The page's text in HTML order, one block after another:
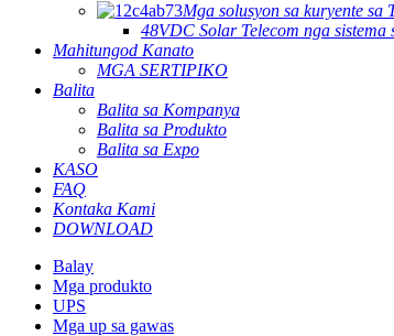
Mga solusyon sa kuryente sa
48VDC Solar Telecom nga sistema
Mahitungod Kanato
MGA SERTIPIKO
Balita
Balita sa Kompanya
Balita sa Produkto
Balita sa Expo
KASO
FAQ
Kontaka Kami
DOWNLOAD
Balay
Mga produkto
UPS
Mga up sa gawas